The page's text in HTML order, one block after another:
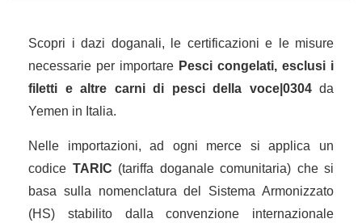
Scopri i dazi doganali, le certificazioni e le misure
necessarie per importare Pesci congelati, esclusi i
filetti e altre carni di pesci della voce|0304da
Yemen in Italia.
Nelle importazioni, ad ogni merce si applica un
codice TARIC (tariffa doganale comunitaria) che si
basa sulla nomenclatura del Sistema Armonizzato
(HS) stabilito dalla convenzione internazionale